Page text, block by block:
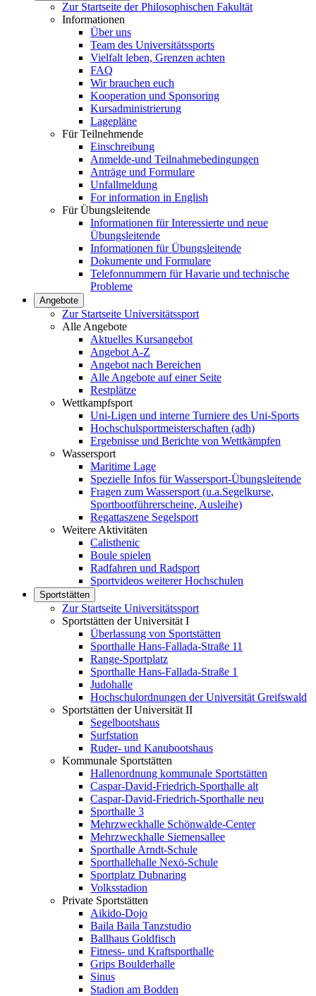
Zur Startseite der Philosophischen Fakultät
Informationen
Über uns
Team des Universitätssports
Vielfalt leben, Grenzen achten
FAQ
Wir brauchen euch
Kooperation und Sponsoring
Kursadministrierung
Lagepläne
Für Teilnehmende
Einschreibung
Anmelde-und Teilnahmebedingungen
Anträge und Formulare
Unfallmeldung
For information in English
Für Übungsleitende
Informationen für Interessierte und neue
Übungsleitende
Informationen für Übungsleitende
Dokumente und Formulare
Telefonnummern für Havarie und technische
Probleme
Angebote
Zur Startseite Universitätssport
Alle Angebote
Aktuelles Kursangebot
Angebot A-Z
Angebot nach Bereichen
Alle Angebote auf einer Seite
Restplätze
Wettkampfsport
Uni-Ligen und interne Turniere des Uni-Sports
Hochschulsportmeisterschaften (adh)
Ergebnisse und Berichte von Wettkämpfen
Wassersport
Maritime Lage
Spezielle Infos für Wassersport-Übungsleitende
Fragen zum Wassersport (u.a.Segelkurse,
Sportbootführerscheine, Ausleihe)
Regattaszene Segelsport
Weitere Aktivitäten
Calisthenic
Boule spielen
Radfahren und Radsport
Sportvideos weiterer Hochschulen
Sportstätten
Zur Startseite Universitätssport
Sportstätten der Universität I
Überlassung von Sportstätten
Sporthalle Hans-Fallada-Straße 11
Range-Sportplatz
Sporthalle Hans-Fallada-Straße 1
Judohalle
Hochschulordnungen der Universität Greifswald
Sportstätten der Universität II
Segelbootshaus
Surfstation
Ruder- und Kanubootshaus
Kommunale Sportstätten
Hallenordnung kommunale Sportstätten
Caspar-David-Friedrich-Sporthalle alt
Caspar-David-Friedrich-Sporthalle neu
Sporthalle 3
Mehrzweckhalle Schönwalde-Center
Mehrzweckhalle Siemensallee
Sporthalle Arndt-Schule
Sporthallehalle Nexö-Schule
Sportplatz Dubnaring
Volksstadion
Private Sportstätten
Aikido-Dojo
Baila Baila Tanzstudio
Ballhaus Goldfisch
Fitness- und Kraftsporthalle
Grips Boulderhalle
Sinus
Stadion am Bodden